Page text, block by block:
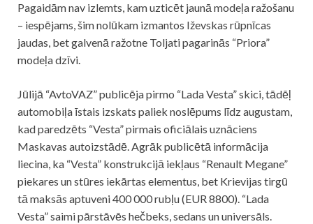
Pagaidām nav izlemts, kam uzticēt jaunā modeļa ražošanu
– iespējams, šim nolūkam izmantos Iževskas rūpnīcas
jaudas, bet galvenā ražotne Toljati pagarinās “Priora”
modeļa dzīvi.
Jūlijā “AvtoVAZ” publicēja pirmo “Lada Vesta” skici, tādēļ
automobiļa īstais izskats paliek noslēpums līdz augustam,
kad paredzēts “Vesta” pirmais oficiālais uznāciens
Maskavas autoizstādē. Agrāk publicētā informācija
liecina, ka “Vesta” konstrukcijā iekļaus “Renault Megane”
piekares un stūres iekārtas elementus, bet Krievijas tirgū
tā maksās aptuveni 400 000 rubļu (EUR 8800). “Lada
Vesta” saimi pārstāvēs hečbeks, sedans un universāls.